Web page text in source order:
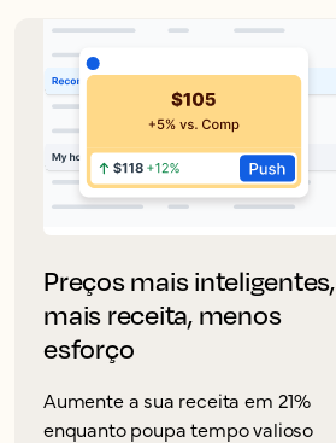
Preços mais inteligentes,
mais receita, menos
esforço
Aumente a sua receita em 21%
enquanto poupa tempo valioso